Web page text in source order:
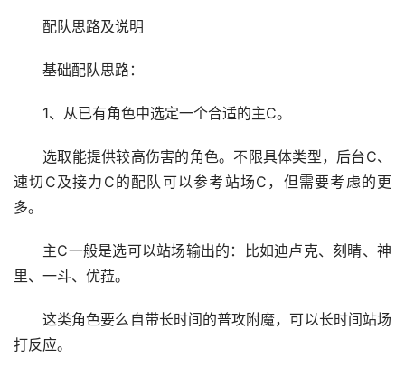
配队思路及说明
基础配队思路：
1、从已有角色中选定一个合适的主C。
选取能提供较高伤害的角色。不限具体类型，后台C、
速切C及接力C的配队可以参考站场C，但需要考虑的更
多。
主C一般是选可以站场输出的：比如迪卢克、刻晴、神
里、一斗、优菈。
这类角色要么自带长时间的普攻附魔，可以长时间站场
打反应。